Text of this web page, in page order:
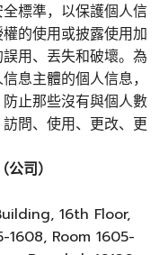
標準，以保護個人信
的使用或披露使用加
用、丟失和破壞。為
息主體的個人信息，
止那些沒有與個人數
問、使用、更改、更
司）
16th Floor,
1608, Room 1605-